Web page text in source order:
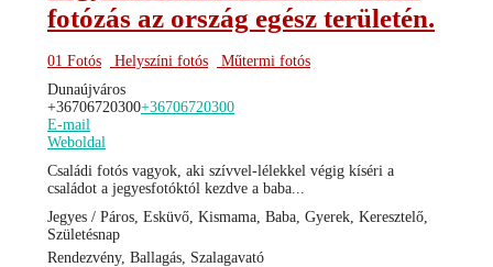
fotózás az ország egész területén.
01 Fotós Helyszíni fotós
Műtermi fotós
Dunaújváros
+36706720300+36706720300
E-mail
Weboldal
Családi fotós vagyok, aki szívvel-lélekkel végig kíséri a
családot a jegyesfotóktól kezdve a baba...
Jegyes / Páros, Esküvő, Kismama, Baba, Gyerek, Keresztelő,
Születésnap
Rendezvény, Ballagás, Szalagavató